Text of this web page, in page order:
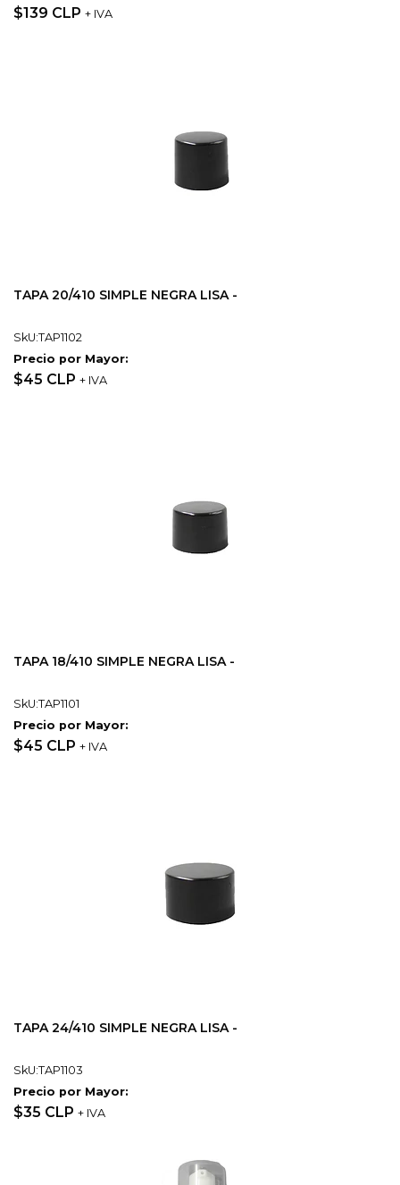
$139 CLP + IVA
TAPA 20/410 SIMPLE NEGRA LISA -
SkU:TAP1102
Precio por Mayor:
$45 CLP + IVA
TAPA 18/410 SIMPLE NEGRA LISA -
SkU:TAP1101
Precio por Mayor:
$45 CLP + IVA
TAPA 24/410 SIMPLE NEGRA LISA -
SkU:TAP1103
Precio por Mayor:
$35 CLP + IVA